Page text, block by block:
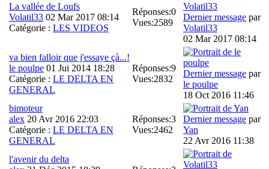
La vallée de Loufs
Volatil33 02 Mar 2017 08:14
Catégorie : LES VIDEOS
Réponses:0
Vues:2589
Dernier message par
Volatil33
02 Mar 2017 08:14
va bien falloir que j'essaye çà...!
le poulpe 01 Jui 2014 18:28
Catégorie : LE DELTA EN
GENERAL
Réponses:9
Vues:2832
Dernier message par
le poulpe
18 Oct 2016 11:46
bimoteur
alex 20 Avr 2016 22:03
Catégorie : LE DELTA EN
GENERAL
Réponses:3
Vues:2462
Dernier message par
Yan
22 Avr 2016 11:38
l'avenir du delta